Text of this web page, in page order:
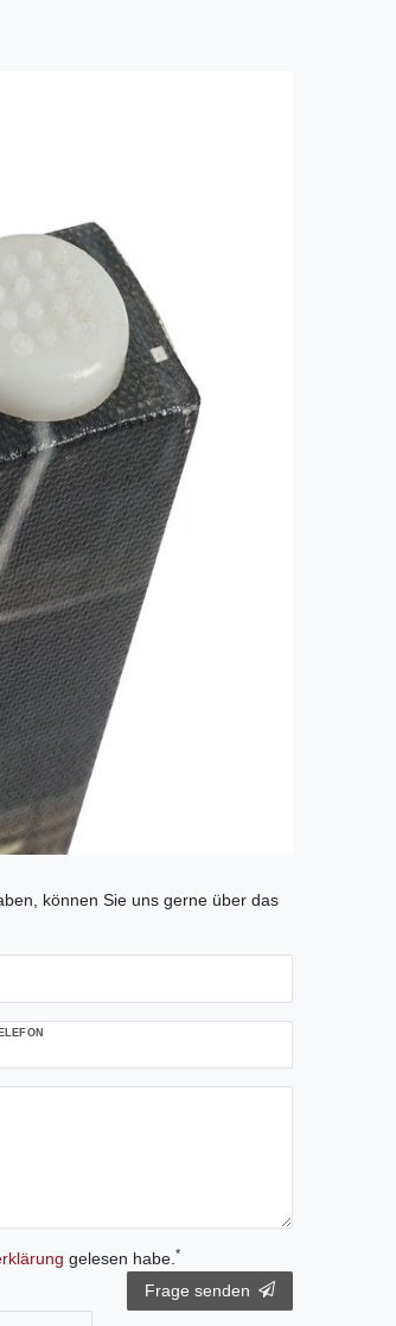
können Sie uns gerne über das
gelesen habe.*
Frage senden